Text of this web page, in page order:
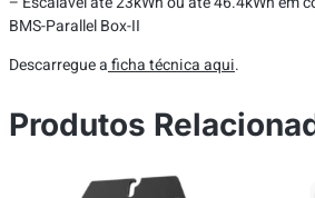
BMS-Parallel Box-II
Descarregue aficha técnica aqui.
Produtos